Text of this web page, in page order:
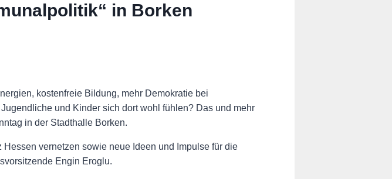
in Borken
kostenfreie Bildung, mehr Demokratie bei
und Kinder sich dort wohl fühlen? Das und mehr
in der Stadthalle Borken.
vernetzen sowie neue Ideen und Impulse für die
Engin Eroglu.